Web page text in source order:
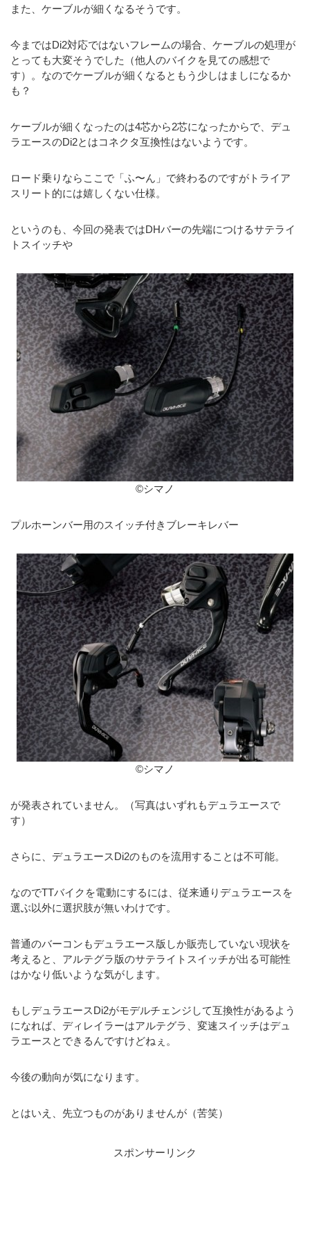
また、ケーブルが細くなるそうです。
今まではDi2対応ではないフレームの場合、ケーブルの処理が
とっても大変そうでした（他人のバイクを見ての感想で
す）。なのでケーブルが細くなるともう少しはましになるか
も？
ケーブルが細くなったのは4芯から2芯になったからで、デュ
ラエースのDi2とはコネクタ互換性はないようです。
ロード乗りならここで「ふ〜ん」で終わるのですがトライア
スリート的には嬉しくない仕様。
というのも、今回の発表ではDHバーの先端につけるサテライ
トスイッチや
©シマノ
プルホーンバー用のスイッチ付きブレーキレバー
©シマノ
が発表されていません。（写真はいずれもデュラエースで
す）
さらに、デュラエースDi2のものを流用することは不可能。
なのでTTバイクを電動にするには、従来通りデュラエースを
選ぶ以外に選択肢が無いわけです。
普通のバーコンもデュラエース版しか販売していない現状を
考えると、アルテグラ版のサテライトスイッチが出る可能性
はかなり低いような気がします。
もしデュラエースDi2がモデルチェンジして互換性があるよう
になれば、ディレイラーはアルテグラ、変速スイッチはデュ
ラエースとできるんですけどねぇ。
今後の動向が気になります。
とはいえ、先立つものがありませんが（苦笑）
スポンサーリンク